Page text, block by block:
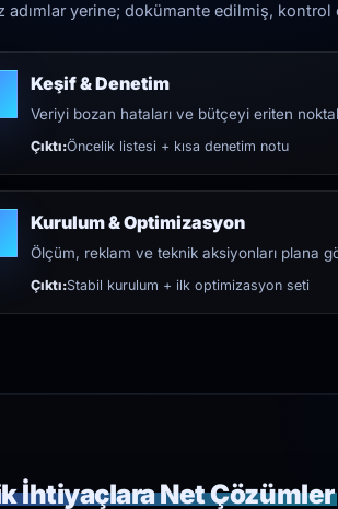
adımlar yerine; dokümante edilmiş,
Keşif & Denetim
Veriyi bozan hataları ve bütçeyi eriten
Çıktı:Öncelik listesi + kısa denetim notu
Kurulum & Optimizasyon
Ölçüm, reklam ve teknik aksiyonları plana
Çıktı:Stabil kurulum + ilk optimizasyon seti
İhtiyaçlara Net Çözümler